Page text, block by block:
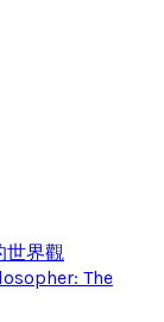
世界觀
The